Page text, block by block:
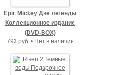
Epic Mickey Две легенды
Коллекционное издание
(DVD-BOX)
793 руб. • Нет в наличии